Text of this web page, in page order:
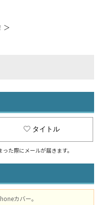
＞
タイトル
た際にメールが届きます。
カバー。